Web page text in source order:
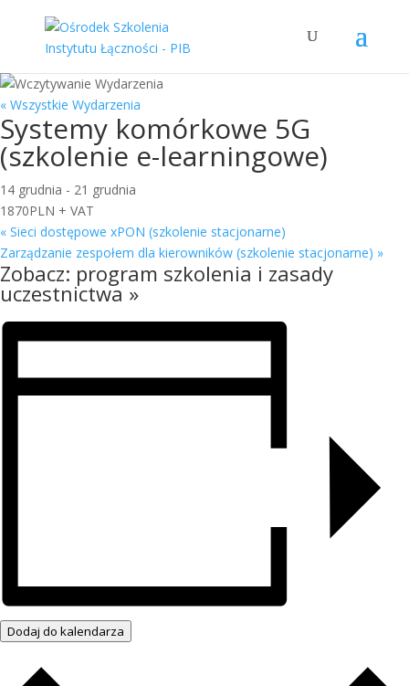
« Wszystkie Wydarzenia
Systemy komórkowe 5G
(szkolenie e-learningowe)
14 grudnia - 21 grudnia
1870PLN + VAT
« Sieci dostępowe xPON (szkolenie stacjonarne)
Zarządzanie zespołem dla kierowników (szkolenie stacjonarne) »
Zobacz: program szkolenia i zasady
uczestnictwa »
Dodaj do kalendarza